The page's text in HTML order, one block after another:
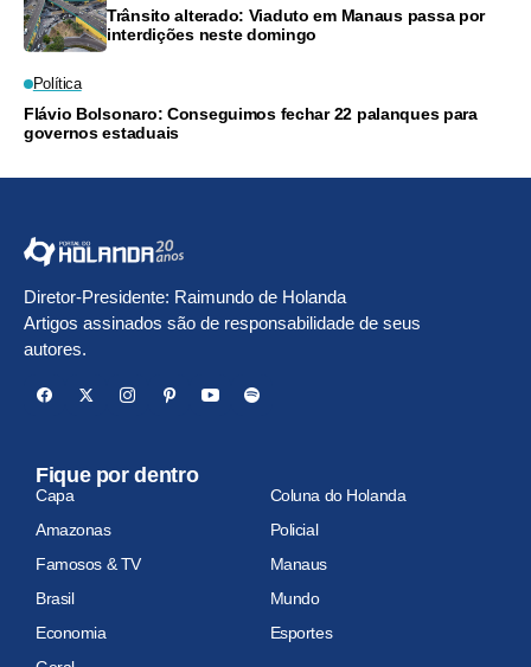
Trânsito alterado: Viaduto em Manaus passa por
interdições neste domingo
Política
Flávio Bolsonaro: Conseguimos fechar 22 palanques para
governos estaduais
Diretor-Presidente: Raimundo de Holanda
Artigos assinados são de responsabilidade de seus
autores.
Fique por dentro
Capa
Coluna do Holanda
Amazonas
Policial
Famosos & TV
Manaus
Brasil
Mundo
Economia
Esportes